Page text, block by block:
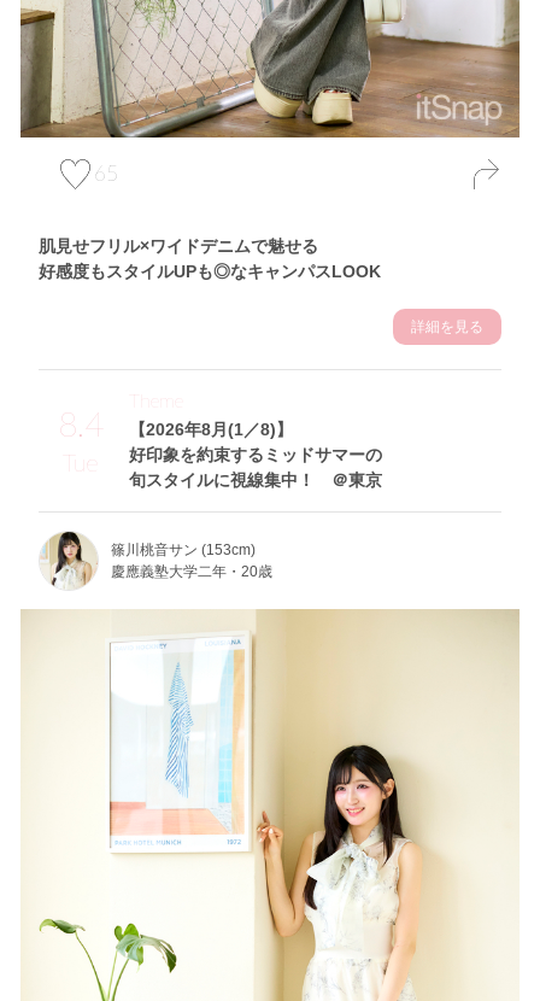
65
肌見せフリル×ワイドデニムで魅せる
好感度もスタイルUPも◎なキャンパスLOOK
詳細を見る
8.4
Tue
【2026年8月(1／8)】
好印象を約束するミッドサマーの
旬スタイルに視線集中！ ＠東京
Theme
篠川桃音サン (153cm)
慶應義塾大学二年・20歳